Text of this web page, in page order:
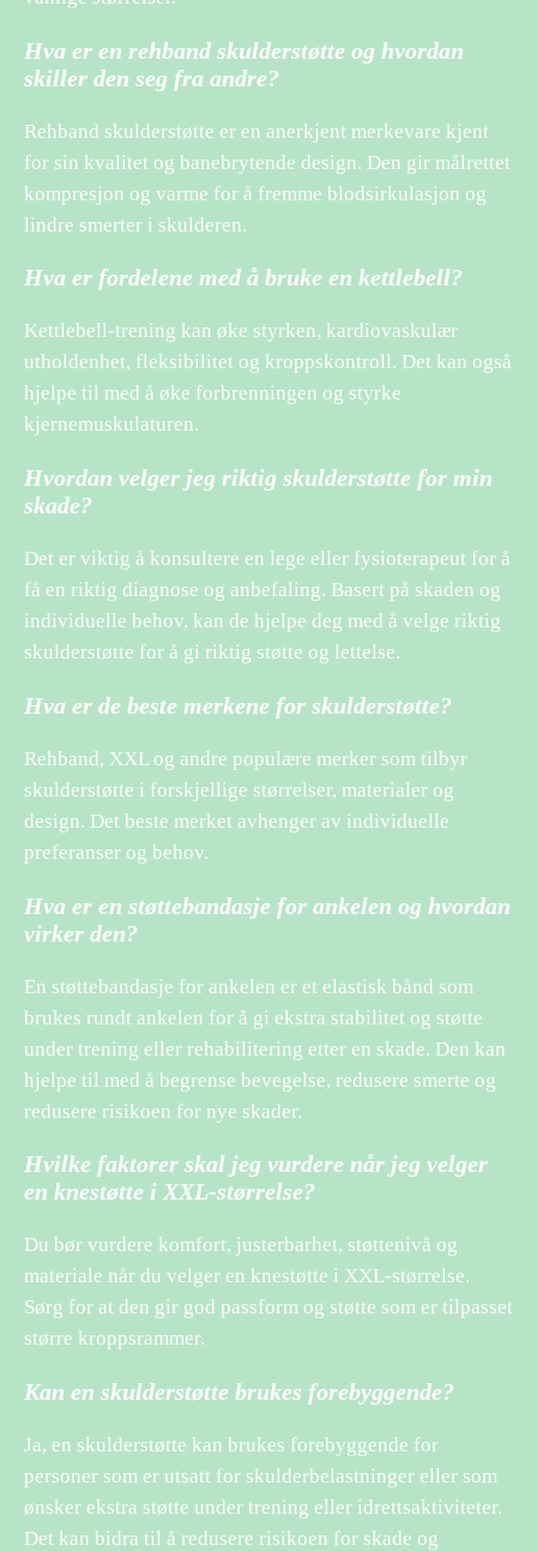
Hva er en rehband skulderstøtte og hvordan
skiller den seg fra andre?
Rehband skulderstøtte er en anerkjent merkevare kjent
for sin kvalitet og banebrytende design. Den gir målrettet
kompresjon og varme for å fremme blodsirkulasjon og
lindre smerter i skulderen.
Hva er fordelene med å bruke en kettlebell?
Kettlebell-trening kan øke styrken, kardiovaskulær
utholdenhet, fleksibilitet og kroppskontroll. Det kan også
hjelpe til med å øke forbrenningen og styrke
kjernemuskulaturen.
Hvordan velger jeg riktig skulderstøtte for min
skade?
Det er viktig å konsultere en lege eller fysioterapeut for å
få en riktig diagnose og anbefaling. Basert på skaden og
individuelle behov, kan de hjelpe deg med å velge riktig
skulderstøtte for å gi riktig støtte og lettelse.
Hva er de beste merkene for skulderstøtte?
Rehband, XXL og andre populære merker som tilbyr
skulderstøtte i forskjellige størrelser, materialer og
design. Det beste merket avhenger av individuelle
preferanser og behov.
Hva er en støttebandasje for ankelen og hvordan
virker den?
En støttebandasje for ankelen er et elastisk bånd som
brukes rundt ankelen for å gi ekstra stabilitet og støtte
under trening eller rehabilitering etter en skade. Den kan
hjelpe til med å begrense bevegelse, redusere smerte og
redusere risikoen for nye skader.
Hvilke faktorer skal jeg vurdere når jeg velger
en knestøtte i XXL-størrelse?
Du bør vurdere komfort, justerbarhet, støttenivå og
materiale når du velger en knestøtte i XXL-størrelse.
Sørg for at den gir god passform og støtte som er tilpasset
større kroppsrammer.
Kan en skulderstøtte brukes forebyggende?
Ja, en skulderstøtte kan brukes forebyggende for
personer som er utsatt for skulderbelastninger eller som
ønsker ekstra støtte under trening eller idrettsaktiviteter.
Det kan bidra til å redusere risikoen for skade og